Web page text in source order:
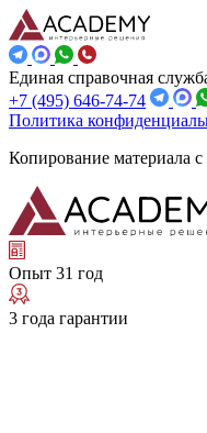
Единая справочная
+7 (495) 646-74-74
Политика
Копирование материала
Опыт 31 год
3 года гарантии